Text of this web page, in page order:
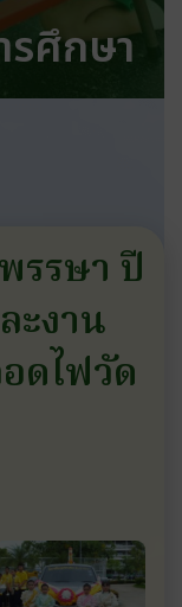
รศึกษา
รรษา ปี
ะงาน
ดไฟวัด